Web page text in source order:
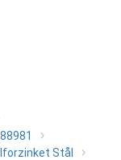
Stål